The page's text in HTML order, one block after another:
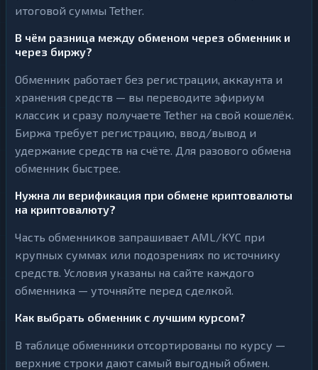
итоговой суммы Tether.
В чём разница между обменом через обменник и
через биржу?
Обменник работает без регистрации, аккаунта и
хранения средств — вы переводите эфириум
классик и сразу получаете Tether на свой кошелёк.
Биржа требует регистрацию, ввод/вывод и
удержание средств на счёте. Для разового обмена
обменник быстрее.
Нужна ли верификация при обмене криптовалюты
на криптовалюту?
Часть обменников запрашивает AML/KYC при
крупных суммах или подозрениях по источнику
средств. Условия указаны на сайте каждого
обменника — уточняйте перед сделкой.
Как выбрать обменник с лучшим курсом?
В таблице обменники отсортированы по курсу —
верхние строки дают самый выгодный обмен.